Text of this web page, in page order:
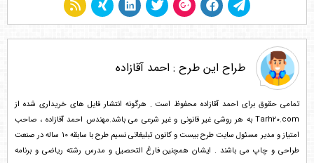
طراح این طرح : احمد آقازاده
تمامی حقوق برای احمد آقازاده محفوظ است . هرگونه انتشار فایل های خریداری شده از
Tarh20.com به هر روشی غیر قانونی و غیر شرعی می باشد.مهندس احمد آقازاده ، صاحب
امتیاز و مدیر مسئول سایت طرح بیست و کانون تبلیغاتی نسیم طرح با سابقه 10 ساله در صنعت
طراحی و چاپ می باشند . ایشان همچنین فارغ التحصیل و مدرس رشته ریاضی و برنامه